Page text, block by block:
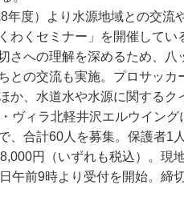
度）より水源地域との交流
わくセミナー」を開催してい
への理解を深めるため、八
の交流も実施。プロサッカ
か、水道水や水源に関するク
ヴィラ北軽井沢エルウイング
合計60人を募集。保護者1
円（いずれも税込）。現
午前9時より受付を開始。締